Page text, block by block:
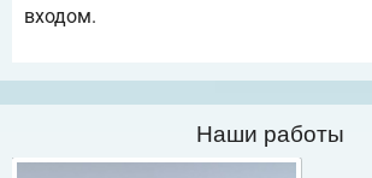
входом.
Наши работы